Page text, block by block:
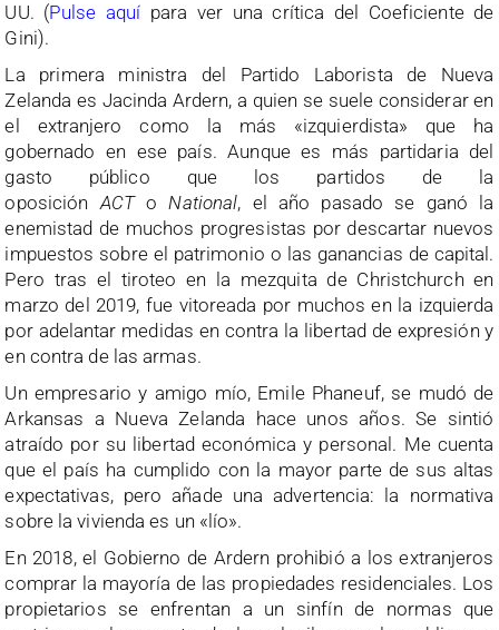
UU. (Pulse aquí para ver una crítica del Coeficiente de
Gini).
La primera ministra del Partido Laborista de Nueva
Zelanda es Jacinda Ardern, a quien se suele considerar en
el extranjero como la más «izquierdista» que ha
gobernado en ese país. Aunque es más partidaria del
gasto público que los partidos de la
oposiciónACToNational, el año pasado se ganó la
enemistad de muchos progresistas por descartar nuevos
impuestos sobre el patrimonio o las ganancias de capital.
Pero tras el tiroteo en la mezquita de Christchurch en
marzo del 2019, fue vitoreada por muchos en la izquierda
por adelantar medidas en contra la libertad de expresión y
en contra de las armas.
Un empresario y amigo mío, Emile Phaneuf, se mudó de
Arkansas a Nueva Zelanda hace unos años. Se sintió
atraído por su libertad económica y personal. Me cuenta
que el país ha cumplido con la mayor parte de sus altas
expectativas, pero añade una advertencia: la normativa
sobre la vivienda es un «lío».
En 2018, el Gobierno de Ardern prohibió a los extranjeros
comprar la mayoría de las propiedades residenciales. Los
propietarios se enfrentan a un sinfín de normas que